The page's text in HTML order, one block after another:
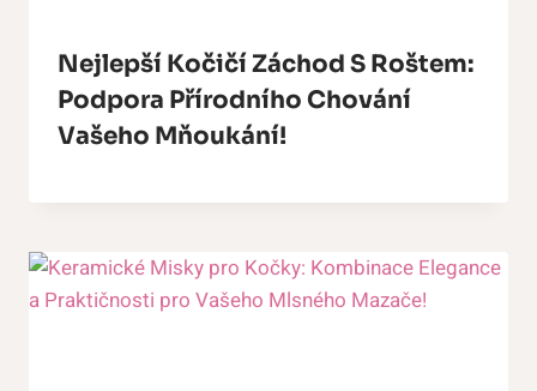
Nejlepší Kočičí Záchod S Roštem:
Podpora Přírodního Chování
Vašeho Mňoukání!